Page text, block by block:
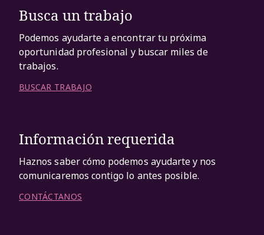
Busca un trabajo
Podemos ayudarte a encontrar tu próxima
oportunidad profesional y buscar miles de
trabajos.
BUSCAR TRABAJO
Información requerida
Haznos saber cómo podemos ayudarte y nos
comunicaremos contigo lo antes posible.
CONTÁCTANOS